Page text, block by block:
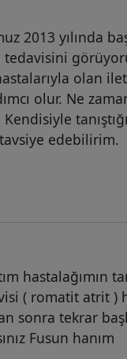
2013 yılında
tedavisini
olan
olur. Ne
edebilirim.
n...
hastalağımın
( romatit atrit )
sonra tekrar
Fusun hanım